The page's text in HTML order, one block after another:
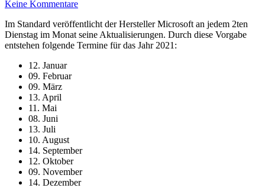
Keine Kommentarezu
des
Microsoft
Patchdays
Im Standard veröffentlicht der Hersteller Microsoft an jedem 2ten
Dienstag im Monat seine Aktualisierungen. Durch diese Vorgabe
entstehen folgende Termine für das Jahr 2021:
12. Januar
09. Februar
09. März
13. April
11. Mai
08. Juni
13. Juli
10. August
14. September
12. Oktober
09. November
14. Dezember